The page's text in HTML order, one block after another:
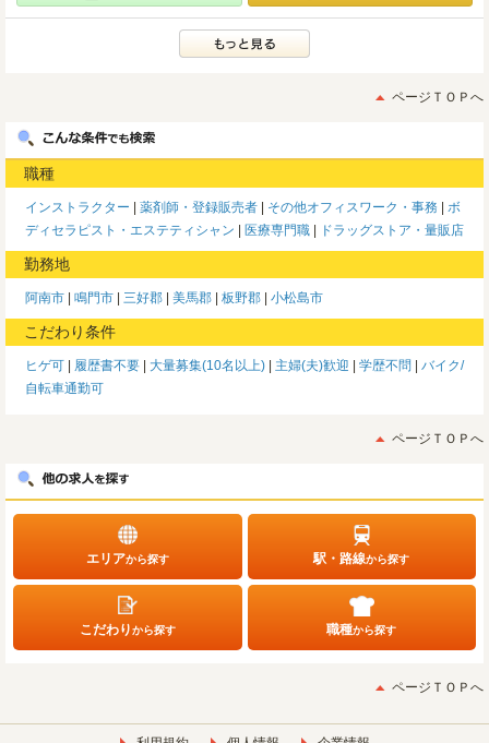
ページＴＯＰへ
職種
インストラクター 薬剤師・登録販売者 その他オフィスワーク・事務
ボ
ディセラピスト・エステティシャン
医療専門職 ドラッグストア・量販店
勤務地
阿南市 鳴門市 三好郡 美馬郡 板野郡 小松島市
こだわり条件
ヒゲ可 履歴書不要 大量募集(10名以上) 主婦(夫)歓迎 学歴不問
バイク/
自転車通勤可
ページＴＯＰへ
エリアから探す 駅・路線から探す
こだわりから探す 職種から探す
ページＴＯＰへ